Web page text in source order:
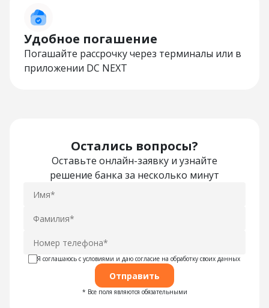
Удобное погашение
Погашайте рассрочку через терминалы или в
приложении DC NEXT
Остались вопросы?
Оставьте онлайн-заявку и узнайте
решение банка за несколько минут
Я соглашаюсь с условиями и даю согласие на обработку своих данных
Отправить
* Все поля являются обязательными